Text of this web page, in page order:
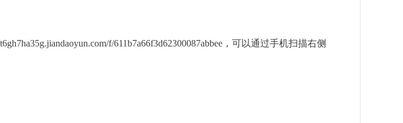
f/611b7a66f3d62300087abbee ， 可以通过手机扫描右侧